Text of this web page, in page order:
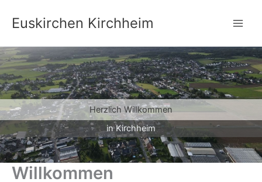
InhaltEuskirchen Kirchheim
Herzlich Willkommen
in Kirchheim
Willkommen